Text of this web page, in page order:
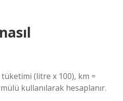
tüketimi (litre x 100), km =
kullanılarak hesaplanır.